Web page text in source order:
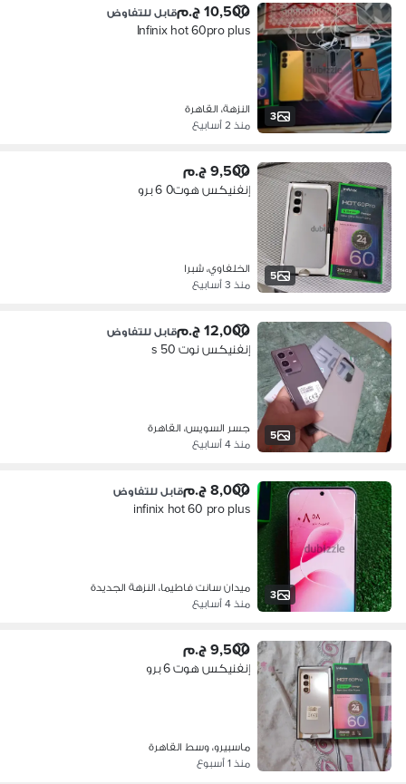
3
10,500 ج.م قابل للتفاوض
Infinix hot 60pro plus
النزهة، القاهرة
منذ 2 أسابيع
5
9,500 ج.م
إنفنيكس هوت0 6 برو
الخلفاوي، شبرا
منذ 3 أسابيع
5
12,000 ج.م قابل للتفاوض
إنفنيكس نوت 50 s
جسر السويس، القاهرة
منذ 4 أسابيع
3
8,000 ج.م قابل للتفاوض
infinix hot 60 pro plus
ميدان سانت فاطيما، النزهة الجديدة
منذ 4 أسابيع
9,500 ج.م
إنفنيكس هوت 6 برو
ماسبيرو، وسط القاهرة
منذ 1 أسبوع